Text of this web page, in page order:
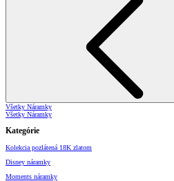
Všetky Náramky
Všetky Náramky
Kategórie
Kolekcia pozlátená 18K zlatom
Disney náramky
Moments náramky